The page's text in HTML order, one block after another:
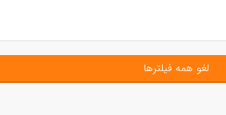
لغو همه فیلترها